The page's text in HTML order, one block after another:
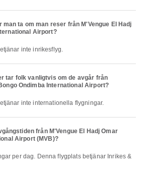
ta om man reser från M'Vengue El Hadj
Airport?
inte inrikesflyg.
tar folk vanligtvis om de avgår från
Ondimba International Airport?
inte internationella flygningar.
från M'Vengue El Hadj Omar
Airport (MVB)?